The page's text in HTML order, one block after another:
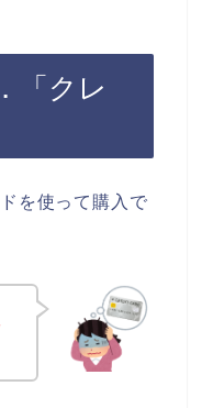
「クレ
を使って購入で